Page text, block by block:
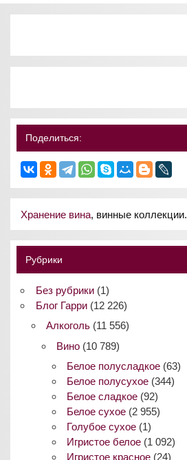
Поделиться:
Хранение вина, винные коллекции.
Рубрики
Без рубрики(1)
Блог Гарри(12 226)
Алкоголь(11 556)
Вино(10 789)
Белое полусладкое (63)
Белое полусухое (344)
Белое сладкое (92)
Белое сухое (2 955)
Голубое сухое (1)
Игристое белое (1 092)
Игристое красное (24)